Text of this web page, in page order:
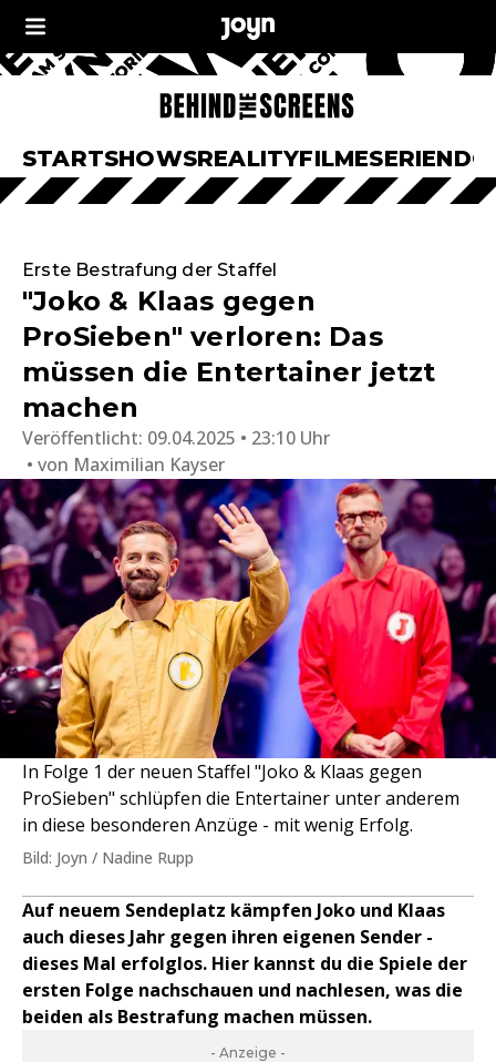
STARTSHOWSREALITYFILMESERIEN
Erste Bestrafung der Staffel
"Joko & Klaas gegen
ProSieben" verloren: Das
müssen die Entertainer jetzt
machen
Veröffentlicht: 09.04.2025 • 23:10 Uhr
von Maximilian Kayser
In Folge 1 der neuen Staffel "Joko & Klaas gegen
ProSieben" schlüpfen die Entertainer unter anderem
in diese besonderen Anzüge - mit wenig Erfolg.
Bild: Joyn / Nadine Rupp
Auf neuem Sendeplatz kämpfen Joko und Klaas
auch dieses Jahr gegen ihren eigenen Sender -
dieses Mal erfolglos. Hier kannst du die Spiele der
ersten Folge nachschauen und nachlesen, was die
beiden als Bestrafung machen müssen.
- Anzeige -